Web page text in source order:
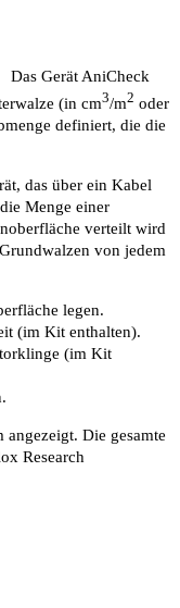
Gerät AniCheck
(in cm3/m2 oder
definiert, die die
das über ein Kabel
Menge einer
verteilt wird
von jedem
legen.
(im Kit enthalten).
(im Kit
Die gesamte
Research